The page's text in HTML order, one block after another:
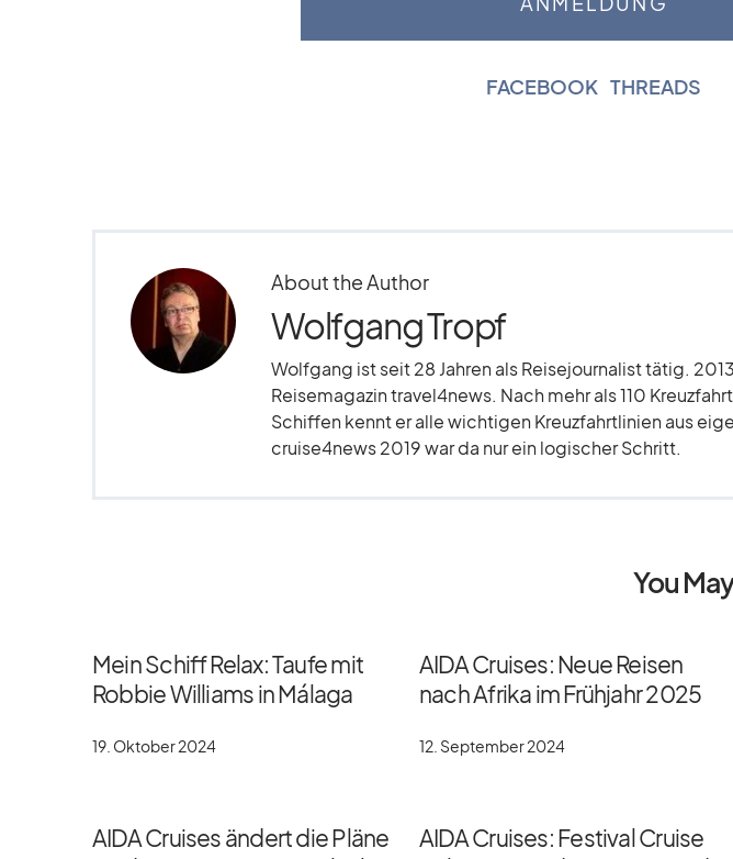
FACEBOOK |THREADS
About the Author
Wolfgang Tropf
Wolfgang ist seit 28 Jahren als Reisejournalist tätig.
Reisemagazin travel4news. Nach mehr als 110
Schiffen kennt er alle wichtigen Kreuzfahrtlinien aus
cruise4news 2019 war da nur ein logischer Schritt.
You
Mein Schiff Relax: Taufe mit
Robbie Williams in Málaga
19. Oktober 2024
AIDA Cruises: Neue Reisen
nach Afrika im Frühjahr 2025
12. September 2024
AIDA Cruises ändert die Pläne
AIDA Cruises: Festival Cruise